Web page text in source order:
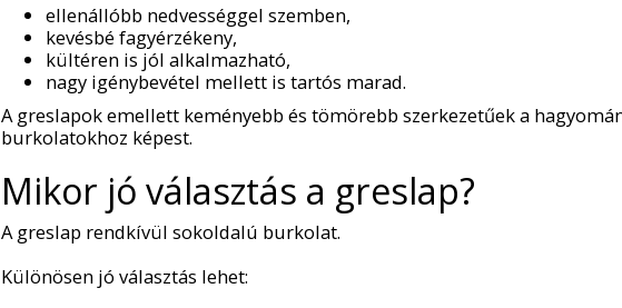
ellenállóbb nedvességgel szemben,
kevésbé fagyérzékeny,
kültéren is jól alkalmazható,
nagy igénybevétel mellett is tartós marad.
A greslapok emellett keményebb és tömörebb szerkezetűek a
burkolatokhoz képest.
Mikor jó választás a greslap?
A greslap rendkívül sokoldalú burkolat.
Különösen jó választás lehet: